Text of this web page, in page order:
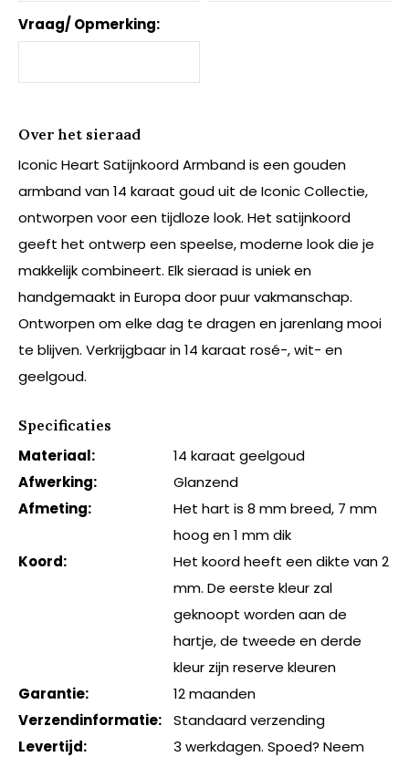
Vraag/ Opmerking:
Over het sieraad
Iconic Heart Satijnkoord Armband is een gouden
armband van 14 karaat goud uit de Iconic Collectie,
ontworpen voor een tijdloze look. Het satijnkoord
geeft het ontwerp een speelse, moderne look die je
makkelijk combineert. Elk sieraad is uniek en
handgemaakt in Europa door puur vakmanschap.
Ontworpen om elke dag te dragen en jarenlang mooi
te blijven. Verkrijgbaar in 14 karaat rosé-, wit- en
geelgoud.
Specificaties
Materiaal:
14 karaat geelgoud
Afwerking:
Glanzend
Afmeting:
Het hart is 8 mm breed, 7 mm
hoog en 1 mm dik
Koord:
Het koord heeft een dikte van 2
mm. De eerste kleur zal
geknoopt worden aan de
hartje, de tweede en derde
kleur zijn reserve kleuren
Garantie:
12 maanden
Verzendinformatie:
Standaard verzending
Levertijd:
3 werkdagen. Spoed? Neem